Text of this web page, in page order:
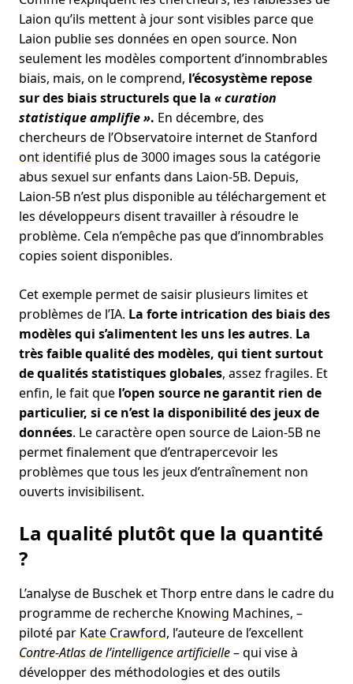
Laion qu’ils mettent à jour sont visibles parce que
Laion publie ses données en open source. Non
seulement les modèles comportent d’innombrables
biais, mais, on le comprend, l’écosystème repose
sur des biais structurels que la « curation
statistique amplifie ». En décembre, des
chercheurs de l’Observatoire internet de Stanford
ont identifié plus de 3000 images sous la catégorie
abus sexuel sur enfants dans Laion-5B. Depuis,
Laion-5B n’est plus disponible au téléchargement et
les développeurs disent travailler à résoudre le
problème. Cela n’empêche pas que d’innombrables
copies soient disponibles.
Cet exemple permet de saisir plusieurs limites et
problèmes de l’IA. La forte intrication des biais des
modèles qui s’alimentent les uns les autres. La
très faible qualité des modèles, qui tient surtout
de qualités statistiques globales, assez fragiles. Et
enfin, le fait que l’open source ne garantit rien de
particulier, si ce n’est la disponibilité des jeux de
données. Le caractère open source de Laion-5B ne
permet finalement que d’entrapercevoir les
problèmes que tous les jeux d’entraînement non
ouverts invisibilisent.
La qualité plutôt que la quantité
?
L’analyse de Buschek et Thorp entre dans le cadre du
programme de recherche Knowing Machines, –
piloté par Kate Crawford, l’auteure de l’excellent
Contre-Atlas de l’intelligence artificielle– qui vise à
développer des méthodologies et des outils